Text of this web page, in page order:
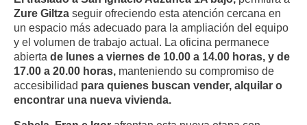
Zure Giltza seguir ofreciendo esta atención cercana en
un espacio más adecuado para la ampliación del equipo
y el volumen de trabajo actual. La oficina permanece
abierta de lunes a viernes de 10.00 a 14.00 horas, y de
17.00 a 20.00 horas, manteniendo su compromiso de
accesibilidad para quienes buscan vender, alquilar o
encontrar una nueva vivienda.